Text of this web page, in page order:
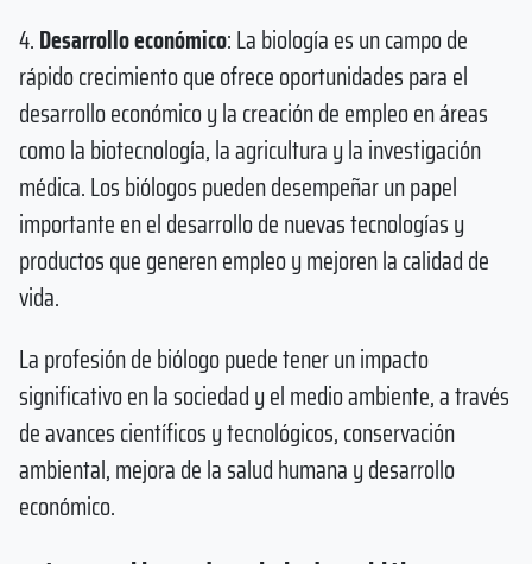
4.Desarrollo económico: La biología es un campo de
rápido crecimiento que ofrece oportunidades para el
desarrollo económico y la creación de empleo en áreas
como la biotecnología, la agricultura y la investigación
médica. Los biólogos pueden desempeñar un papel
importante en el desarrollo de nuevas tecnologías y
productos que generen empleo y mejoren la calidad de
vida.
La profesión de biólogo puede tener un impacto
significativo en la sociedad y el medio ambiente, a través
de avances científicos y tecnológicos, conservación
ambiental, mejora de la salud humana y desarrollo
económico.